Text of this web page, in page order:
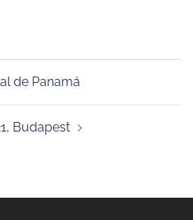
de Panamá
Budapest